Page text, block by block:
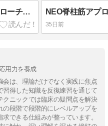
腸骨稜・仙骨・仙結節靭帯アプローチ【吉野マッスルセラピストスクール 筋膜・トリガーポイント勉強会】
35日前
用力を養成
は、理論だけでなく実践に焦点
習得した知識を反復練習を通じて
ニックでは臨床の疑問点を解決
段階で段階的にレベルアップを
できる仕組みが整っています。